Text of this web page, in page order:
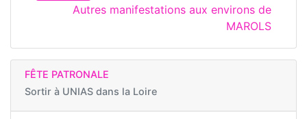
Autres manifestations aux environs de
MAROLS
FÊTE PATRONALE
Sortir à UNIAS dans la Loire